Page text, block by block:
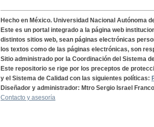
Hecho en México. Universidad Nacional Autónoma
Este es un portal integrado a la página web
distintos sitios web, sean páginas electrónicas
los textos como de las páginas electrónicas, son
Sitio administrado por la Coordinación del Sistema
Este repositorio se rige por los preceptos de
y el Sistema de Calidad con las siguientes políticas:
Diseñador y administrador: Mtro Sergio Israel
Contacto y asesoría